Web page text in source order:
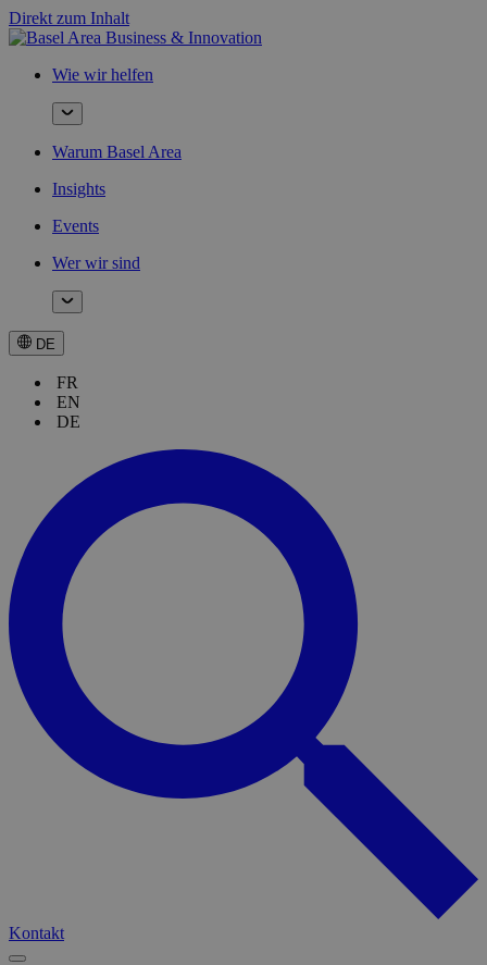
Direkt zum Inhalt
Wie wir helfen
Warum Basel Area
Insights
Events
Wer wir sind
DE
FR
EN
DE
Kontakt